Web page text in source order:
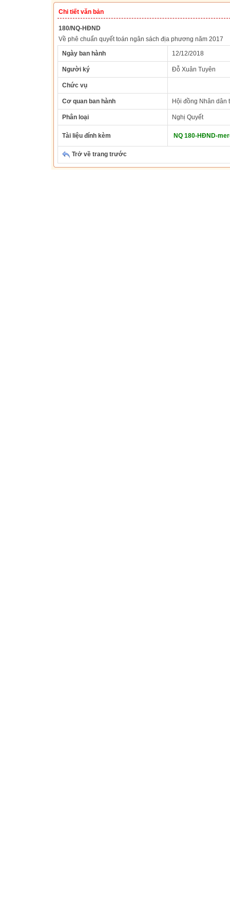
Chi tiết văn bản
180/NQ-HĐND
Về phê chuẩn quyết toán ngân sách địa phương năm 2017
Ngày ban hành
12/12/2018
Người ký Đỗ Xuân Tuyên
Chức vụ
Cơ quan ban hành Hội đồng Nhân dân
Phân loại Nghị Quyết
Tài liệu đính kèm NQ 180-HĐND-
Trở về trang trước